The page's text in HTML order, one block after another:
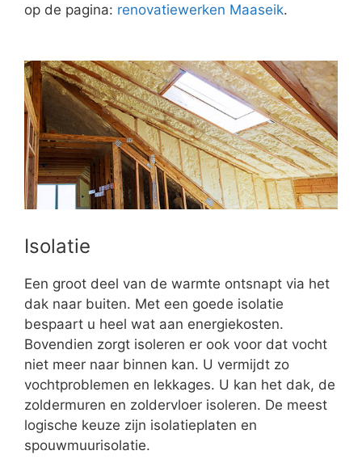
op de pagina: renovatiewerken Maaseik.
Isolatie
Een groot deel van de warmte ontsnapt via het
dak naar buiten. Met een goede isolatie
bespaart u heel wat aan energiekosten.
Bovendien zorgt isoleren er ook voor dat vocht
niet meer naar binnen kan. U vermijdt zo
vochtproblemen en lekkages. U kan het dak, de
zoldermuren en zoldervloer isoleren. De meest
logische keuze zijn isolatieplaten en
spouwmuurisolatie.